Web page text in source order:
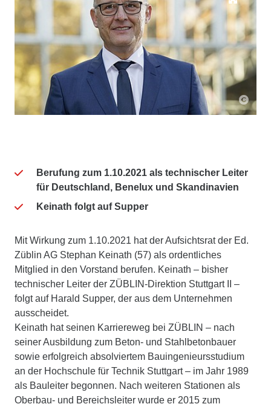
Berufung zum 1.10.2021 als technischer Leiter
für Deutschland, Benelux und Skandinavien
Keinath folgt auf Supper
Mit Wirkung zum 1.10.2021 hat der Aufsichtsrat der Ed.
Züblin AG Stephan Keinath (57) als ordentliches
Mitglied in den Vorstand berufen. Keinath – bisher
technischer Leiter der ZÜBLIN-Direktion Stuttgart II –
folgt auf Harald Supper, der aus dem Unternehmen
ausscheidet.
Keinath hat seinen Karriereweg bei ZÜBLIN – nach
seiner Ausbildung zum Beton- und Stahlbetonbauer
sowie erfolgreich absolviertem Bauingenieursstudium
an der Hochschule für Technik Stuttgart – im Jahr 1989
als Bauleiter begonnen. Nach weiteren Stationen als
Oberbau- und Bereichsleiter wurde er 2015 zum